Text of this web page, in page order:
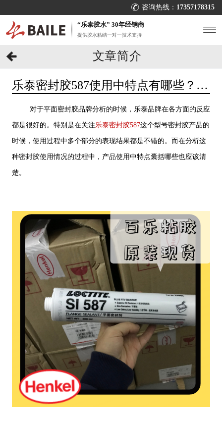
咨询热线： 17357178315
“乐泰胶水” 30年经销商
提供胶水粘结一对一技术支持
文章简介
乐泰密封胶587使用中特点有哪些？
对于平面密封胶品牌分析的时候，乐泰品牌在各方面的反应
都是很好的。特别是在关注乐泰密封胶587这个型号密封胶产品的
时候，使用过程中多个部分的表现结果都是不错的。而在分析这
种密封胶使用情况的过程中，产品使用中特点囊括哪些也应该清
楚。